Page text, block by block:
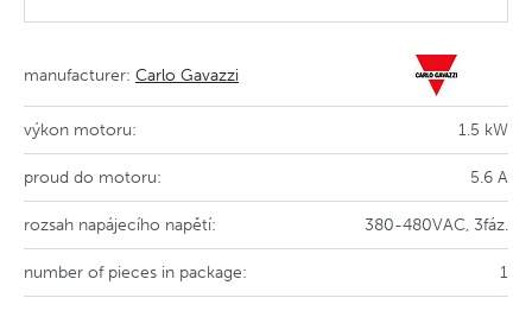
manufacturer: Carlo Gavazzi
výkon motoru: 1.5 kW
proud do motoru: 5.6 A
rozsah napájecího napětí: 380-480VAC, 3fáz.
number of pieces in package: 1